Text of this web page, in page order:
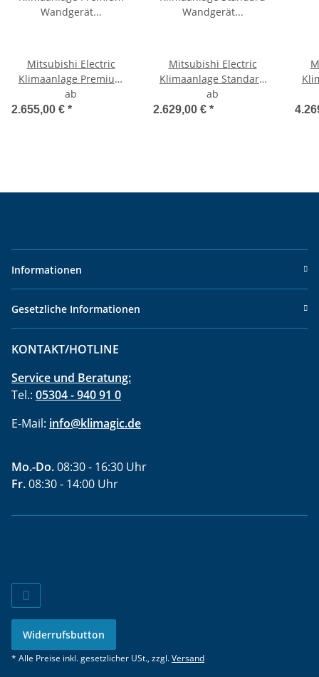
Mitsubishi Electric
Klimaanlage Premium
Wandgerät Multisplit Set
mit 2 Innengeräten
ab
2.655,00 € *
Mitsubishi Electric
Klimaanlage Standard
Wandgerät Multisplit Set
mit 2 Innengeräten
ab
2.629,00 € *
Informationen
Gesetzliche Informationen
KONTAKT/HOTLINE
Service und Beratung:
Tel.: 05304 - 940 91 0
E-Mail: info@klimagic.de
Mo.-Do.08:30 - 16:30 Uhr
Fr.08:30 - 14:00 Uhr
Widerrufsbutton
* Alle Preise inkl. gesetzlicher USt., zzgl.Versand